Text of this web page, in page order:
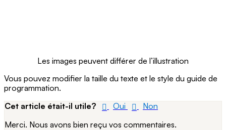
Les images peuvent différer de l’illustration
Vous pouvez modifier la taille du texte et le style du guide de
programmation.
Cet article était-il utile?
Oui
Non
Merci. Nous avons bien reçu vos commentaires.